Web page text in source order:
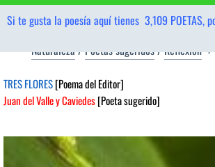
Si te gusta la poesía aquí tienes 3,109 POETAS,
Naturaleza/Poetas sugeridos/Reflexión
TRES FLORES[Poema del Editor]
Juan del Valle y Caviedes[Poeta sugerido]